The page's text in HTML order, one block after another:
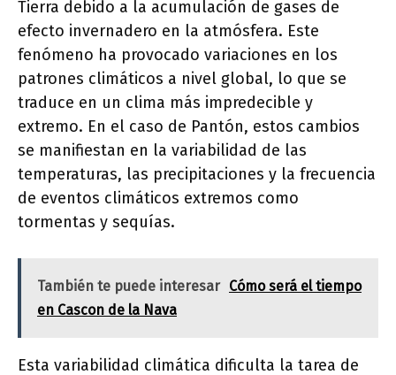
Tierra debido a la acumulación de gases de
efecto invernadero en la atmósfera. Este
fenómeno ha provocado variaciones en los
patrones climáticos a nivel global, lo que se
traduce en un clima más impredecible y
extremo. En el caso de Pantón, estos cambios
se manifiestan en la variabilidad de las
temperaturas, las precipitaciones y la frecuencia
de eventos climáticos extremos como
tormentas y sequías.
También te puede interesar Cómo será el tiempo
en Cascon de la Nava
Esta variabilidad climática dificulta la tarea de